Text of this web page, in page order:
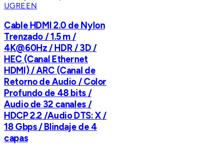
UGREEN
Cable HDMI 2.0 de Nylon
Trenzado / 1.5 m /
4K@60Hz / HDR / 3D /
HEC (Canal Ethernet
HDMI) / ARC (Canal de
Retorno de Audio / Color
Profundo de 48 bits /
Audio de 32 canales /
HDCP 2.2 /Audio DTS: X /
18 Gbps / Blindaje de 4
capas